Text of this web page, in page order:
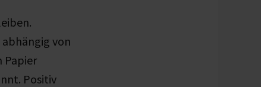
von
Papier
Positiv